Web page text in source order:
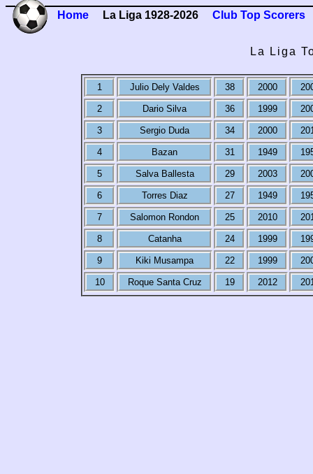
Home La Liga 1928-2026 Club Top Scorers
La Liga
1 Julio Dely Valdes 38 2000
2 Dario Silva 36 1999
3 Sergio Duda 34 2000
4 Bazan 31 1949
5 Salva Ballesta 29 2003
6 Torres Diaz 27 1949
7 Salomon Rondon 25 2010
8 Catanha 24 1999
9 Kiki Musampa 22 1999
10 Roque Santa Cruz 19 2012